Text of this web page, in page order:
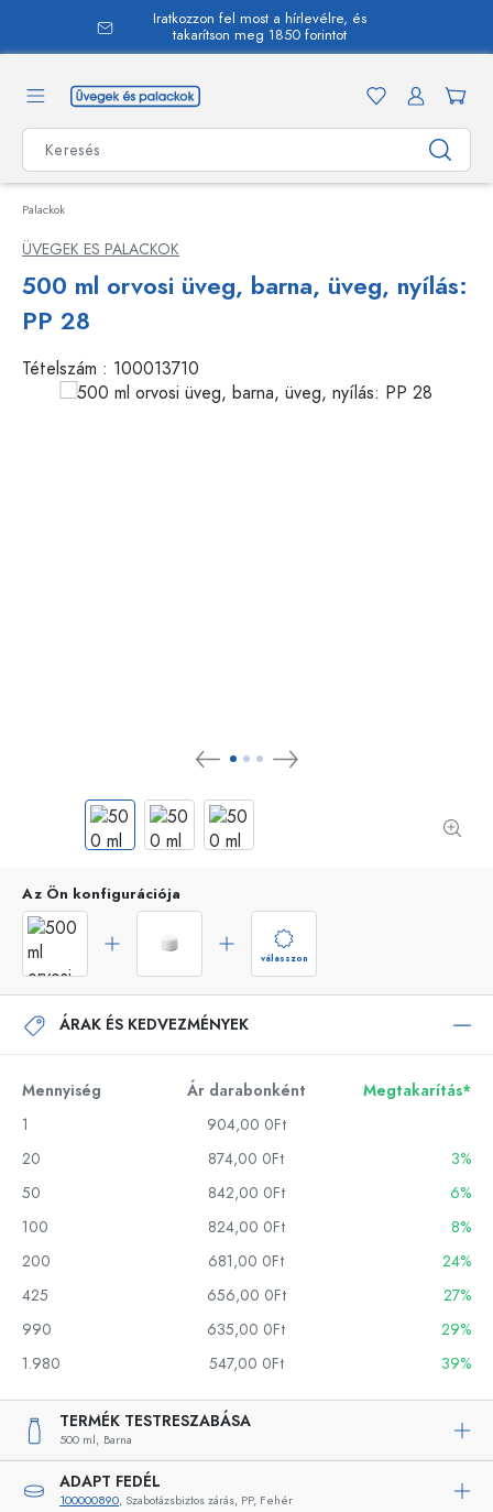
Iratkozzon fel most a hírlevélre, és
takarítson meg 1850 forintot
Palackok
ÜVEGEK ES PALACKOK
500 ml orvosi üveg, barna, üveg, nyílás:
PP 28
Tételszám : 100013710
Az Ön konfigurációja
válasszon
ÁRAK ÉS KEDVEZMÉNYEK
Mennyiség Ár darabonként
Megtakarítás*
1
904,00 0Ft
20
874,00 0Ft
3%
50
842,00 0Ft
6%
100
824,00 0Ft
8%
200
681,00 0Ft
24%
425
656,00 0Ft
27%
990
635,00 0Ft
29%
1.980
547,00 0Ft 39%
TERMÉK TESTRESZABÁSA
500 ml, Barna
ADAPT FEDÉL
100000890, Szabotázsbiztos zárás, PP, Fehér